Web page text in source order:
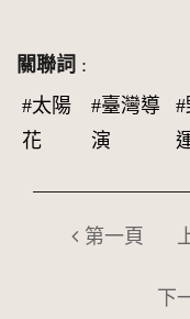
關聯詞 :
#太陽
花
#臺灣導
演
第一頁
下